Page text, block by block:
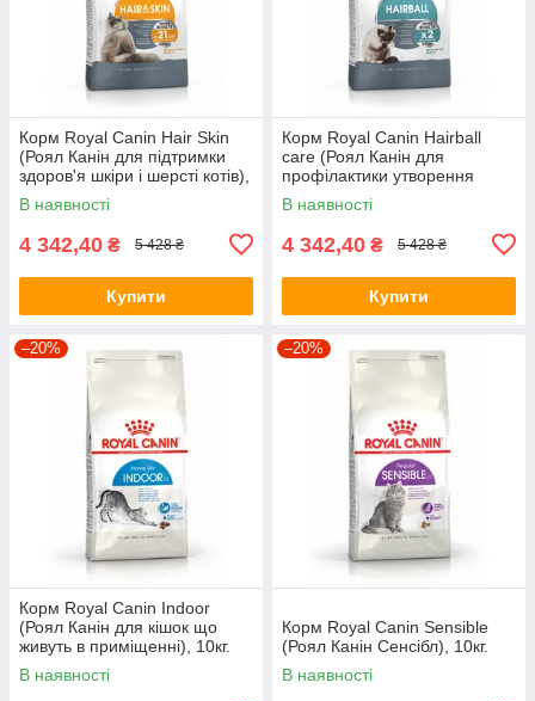
Корм Royal Canin Hair Skin
(Роял Канін для підтримки
здоров'я шкіри і шерсті котів),
10кг.
В наявності
4 342,40 ₴ 5 428 ₴
Купити
Корм Royal Canin Hairball
care (Роял Канін для
профілактики утворення
волосяних грудочок), 10кг.
В наявності
4 342,40 ₴ 5 428 ₴
Купити
–20%
Корм Royal Canin Indoor
(Роял Канін для кішок що
живуть в приміщенні), 10кг.
В наявності
–20%
Корм Royal Canin Sensible
(Роял Канін Сенсібл), 10кг.
В наявності